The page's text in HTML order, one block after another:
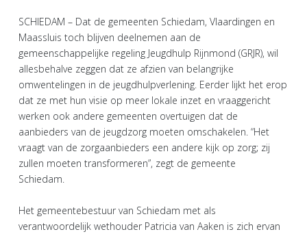
SCHIEDAM – Dat de gemeenten Schiedam, Vlaardingen en
Maassluis toch blijven deelnemen aan de
gemeenschappelijke regeling Jeugdhulp Rijnmond (GRJR), wil
allesbehalve zeggen dat ze afzien van belangrijke
omwentelingen in de jeugdhulpverlening. Eerder lijkt het erop
dat ze met hun visie op meer lokale inzet en vraaggericht
werken ook andere gemeenten overtuigen dat de
aanbieders van de jeugdzorg moeten omschakelen. “Het
vraagt van de zorgaanbieders een andere kijk op zorg; zij
zullen moeten transformeren”, zegt de gemeente
Schiedam.
Het gemeentebestuur van Schiedam met als
verantwoordelijk wethouder Patricia van Aaken is zich ervan